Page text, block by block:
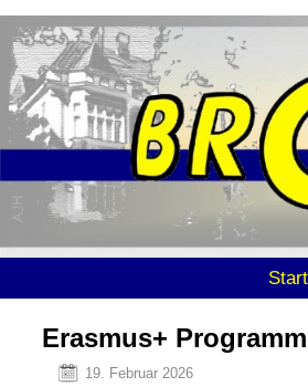
Zum sekundären Inhalt wechseln
Erasmus+
19. Februar 2026